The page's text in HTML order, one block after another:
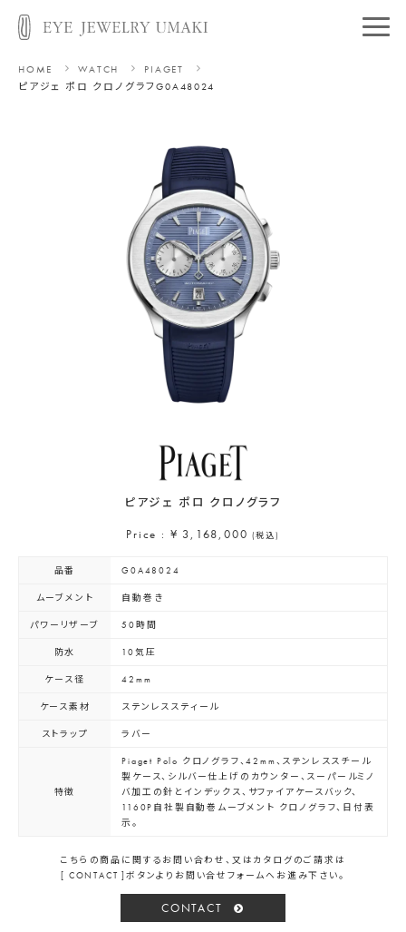
HOME WATCH
PIAGET
ピアジェ ポロ クロノグラフG0A48024
ピアジェ ポロ クロノグラフ
Price : ¥ 3,168,000 (税込)
品番 G0A48024
ムーブメント 自動巻き
パワーリザーブ 50時間
防水 10気圧
ケース径 42mm
ケース素材 ステンレススティール
ストラップ ラバー
特徴
Piaget Polo クロノグラフ、42mm、ステンレススチール
製ケース、シルバー仕上げのカウンター、スーパールミノ
バ加工の針とインデックス、サファイアケースバック、
1160P自社製自動巻ムーブメント クロノグラフ、日付表
示。
こちらの商品に関するお問い合わせ、又はカタログのご請求は
[ CONTACT ]ボタンよりお問い合せフォームへお進み下さい。
CONTACT